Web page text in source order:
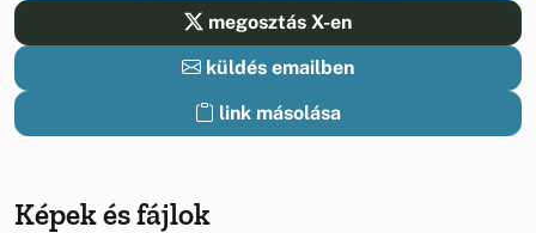
megosztás X-en
küldés emailben
link másolása
Képek és fájlok